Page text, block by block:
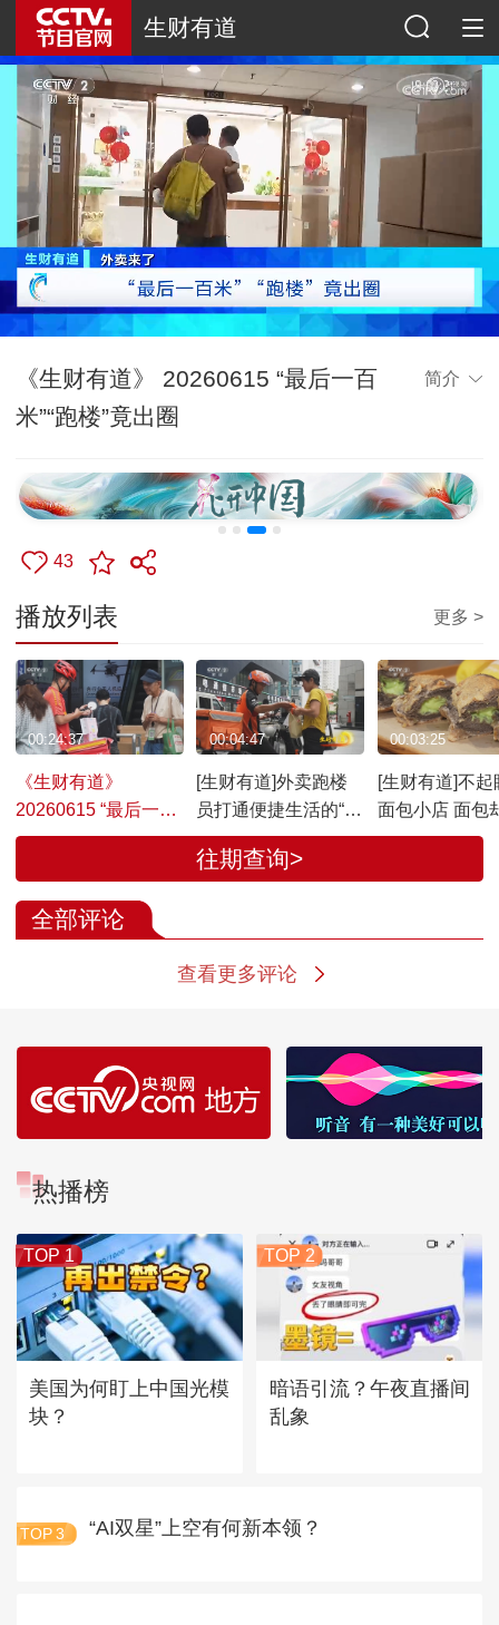
生财有道
《生财有道》 20260615 “最后一百
米”“跑楼”竟出圈
简介
43
播放列表 更多 >
《生财有道》
20260615 “最后一百
米”“跑楼”竟出圈
00:24:37
[生财有道]外卖跑楼
员打通便捷生活的“最
后一百米”
00:04:47
[生财有道]不起
面包小店 面包
到限量抢购
00:03:25
往期查询>
全部评论
查看更多评论
热播榜
TOP 1
美国为何盯上中国光模
块？
TOP 2
暗语引流？午夜直播间
乱象
TOP 3 “AI双星”上空有何新本领？